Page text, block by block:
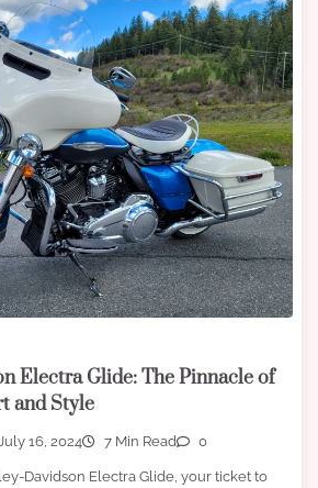
Electra Glide: The Pinnacle of
and Style
16, 2024 7 Min Read 0
Davidson Electra Glide, your ticket to